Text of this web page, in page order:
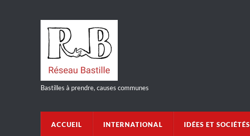
Bastilles à prendre, causes communes
ACCUEIL INTERNATIONAL IDÉES ET SOCIÉTÉS